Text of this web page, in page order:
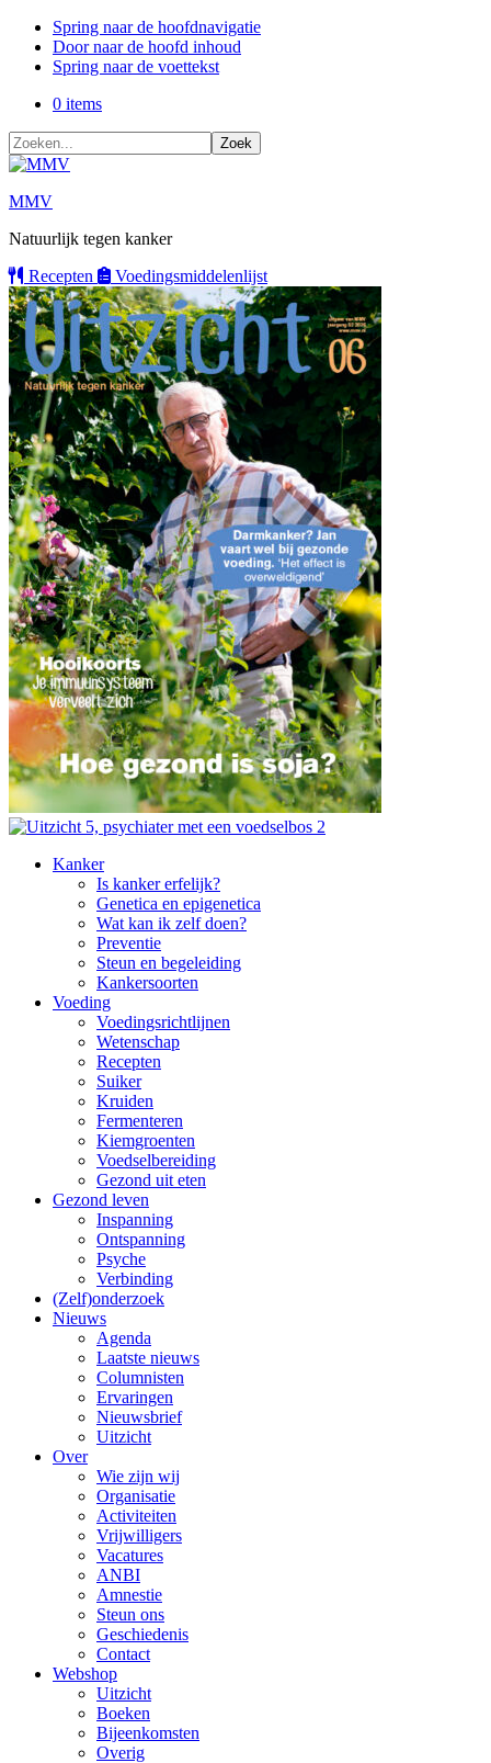
Spring naar de hoofdnavigatie
Door naar de hoofd inhoud
Spring naar de voettekst
0 items
Zoeken...
MMV
Natuurlijk tegen kanker
Recepten
Voedingsmiddelenlijst
Kanker
Is kanker erfelijk?
Genetica en epigenetica
Wat kan ik zelf doen?
Preventie
Steun en begeleiding
Kankersoorten
Voeding
Voedingsrichtlijnen
Wetenschap
Recepten
Suiker
Kruiden
Fermenteren
Kiemgroenten
Voedselbereiding
Gezond uit eten
Gezond leven
Inspanning
Ontspanning
Psyche
Verbinding
(Zelf)onderzoek
Nieuws
Agenda
Laatste nieuws
Columnisten
Ervaringen
Nieuwsbrief
Uitzicht
Over
Wie zijn wij
Organisatie
Activiteiten
Vrijwilligers
Vacatures
ANBI
Amnestie
Steun ons
Geschiedenis
Contact
Webshop
Uitzicht
Boeken
Bijeenkomsten
Overig